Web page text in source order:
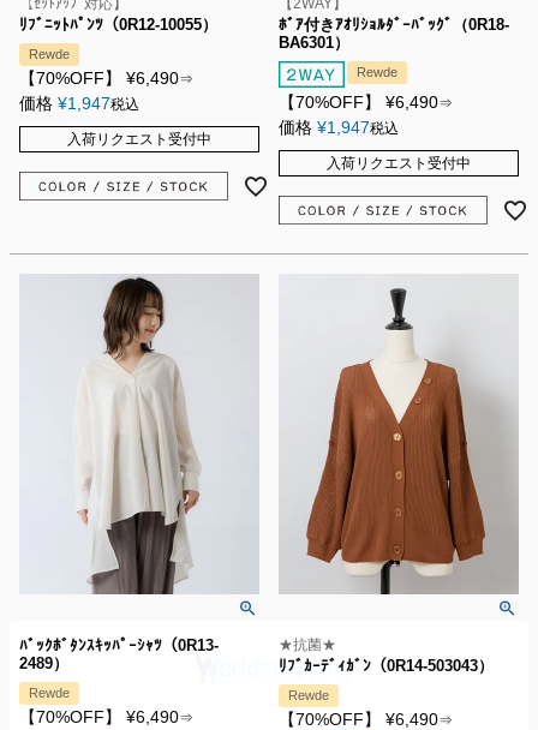
ﾘﾌﾞﾆｯﾄﾊﾟﾝﾂ（0R12-10055）
Rewde
【70%OFF】 ¥6,490⇒
価格 ¥1,947税込
入荷リクエスト受付中
ﾎﾞｱ付きｱｵﾘｼｮﾙﾀﾞｰﾊﾞｯｸﾞ（0R18-
BA6301）
Rewde
【70%OFF】 ¥6,490⇒
価格 ¥1,947税込
入荷リクエスト受付中
ﾊﾞｯｸﾎﾞﾀﾝｽｷｯﾊﾟｰｼｬﾂ（0R13-
2489）
Rewde
【70%OFF】 ¥6,490⇒
★抗菌★
ﾘﾌﾞｶｰﾃﾞｨｶﾞﾝ（0R14-503043）
Rewde
【70%OFF】 ¥6,490⇒